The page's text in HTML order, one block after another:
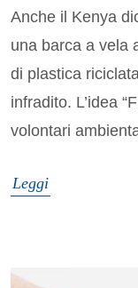
Anche il Kenya
una barca a vela
di plastica
infradito. L’idea
volontari
Leggi